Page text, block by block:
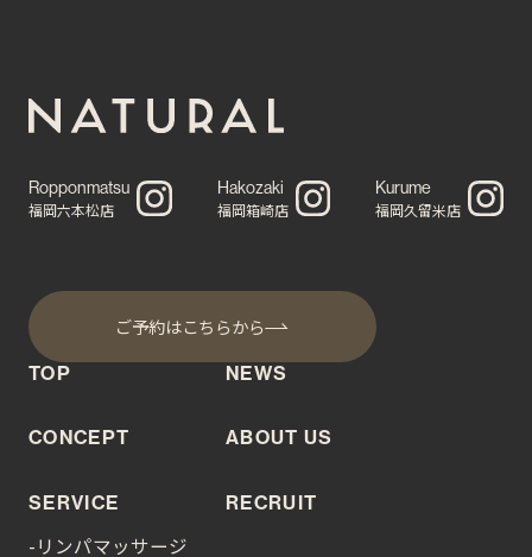
Ropponmatsu
福岡六本松店
Hakozaki
福岡箱崎店
Kurume
福岡久留米店
ご予約はこちらから
TOP
CONCEPT
SERVICE
-リンパマッサージ
NEWS
ABOUT US
RECRUIT